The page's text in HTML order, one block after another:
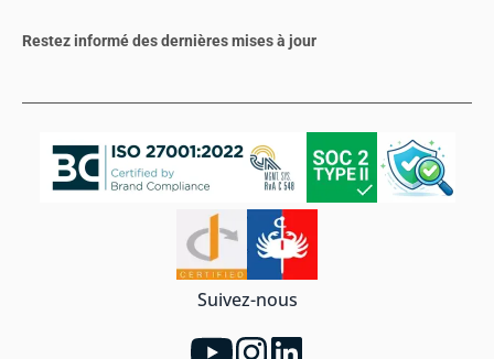
Restez informé des dernières mises à jour
Suivez-nous